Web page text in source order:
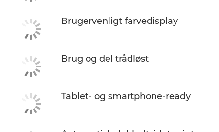
Brugervenligt farvedisplay
Brug og del trådløst
Tablet- og smartphone-ready